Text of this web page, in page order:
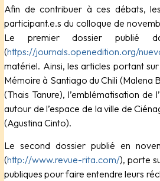
Afin de contribuer à ces débats,
participant.e.s du colloque de
Le premier dossier publié
(https://journals.openedition.org/
matériel. Ainsi, les articles portant
Mémoire à Santiago du Chili (Malena
(Thais Tanure), l’emblématisation
autour de l’espace de la ville de
(Agustina Cinto).
Le second dossier publié en
(http://www.revue-rita.com/), porte
publiques pour faire entendre leurs